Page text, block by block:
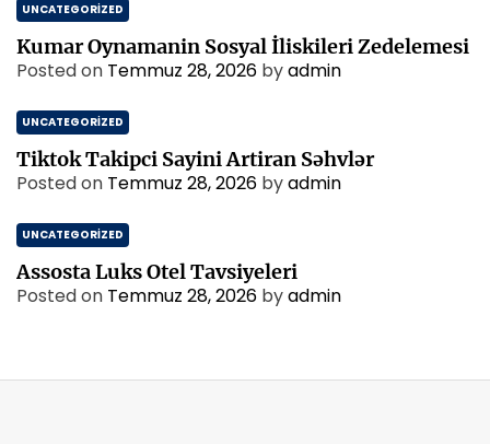
UNCATEGORIZED
Kumar Oynamanin Sosyal İliskileri Zedelemesi
Posted on Temmuz 28, 2026 byadmin
UNCATEGORIZED
Tiktok Takipci Sayini Artiran Səhvlər
Posted on Temmuz 28, 2026 byadmin
UNCATEGORIZED
Assosta Luks Otel Tavsiyeleri
Posted on Temmuz 28, 2026 byadmin